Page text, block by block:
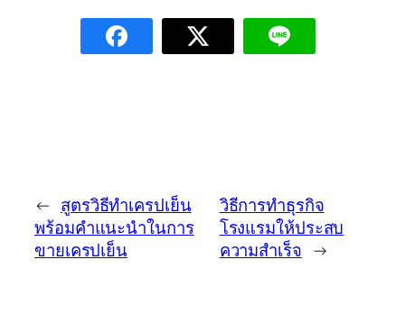
← สูตรวิธีทำเครปเย็น
พร้อมคำแนะนำในการ
ขายเครปเย็น
วิธีการทำธุรกิจ
โรงแรมให้ประสบ
ความสำเร็จ →